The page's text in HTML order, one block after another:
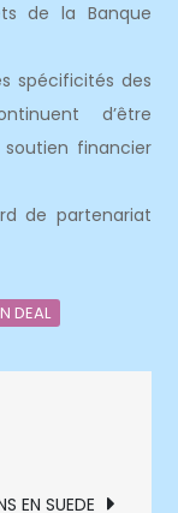
de la Banque
spécificités des
d’être
financier
de partenariat
DEAL
EN SUEDE